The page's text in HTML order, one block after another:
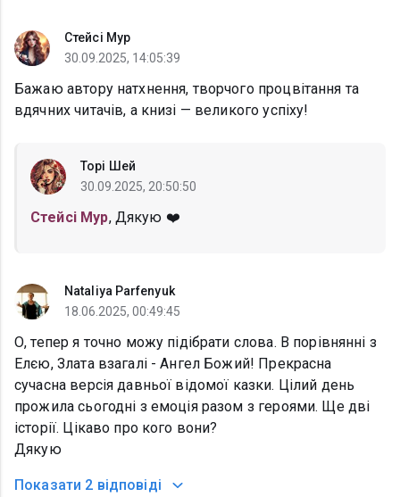
Стейсі Мур
30.09.2025, 14:05:39
Бажаю автору натхнення, творчого процвітання та
вдячних читачів, а книзі — великого успіху!
Торі Шей
30.09.2025, 20:50:50
Стейсі Мур, Дякую ❤️
Nataliya Parfenyuk
18.06.2025, 00:49:45
О, тепер я точно можу підібрати слова. В порівнянні з
Елєю, Злата взагалі - Ангел Божий! Прекрасна
сучасна версія давньої відомої казки. Цілий день
прожила сьогодні з емоція разом з героями. Ще дві
історії. Цікаво про кого вони?
Дякую
Показати 2 відповіді